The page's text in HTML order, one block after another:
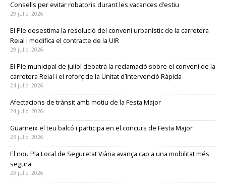
Consells per evitar robatoris durant les vacances d’estiu
29 juliol 2026
El Ple desestima la resolució del conveni urbanístic de la carretera
Reial i modifica el contracte de la UIR
29 juliol 2026
El Ple municipal de juliol debatrà la reclamació sobre el conveni de la
carretera Reial i el reforç de la Unitat d’Intervenció Ràpida
24 juliol 2026
Afectacions de trànsit amb motiu de la Festa Major
24 juliol 2026
Guarneix el teu balcó i participa en el concurs de Festa Major
23 juliol 2026
El nou Pla Local de Seguretat Viària avança cap a una mobilitat més
segura
23 juliol 2026